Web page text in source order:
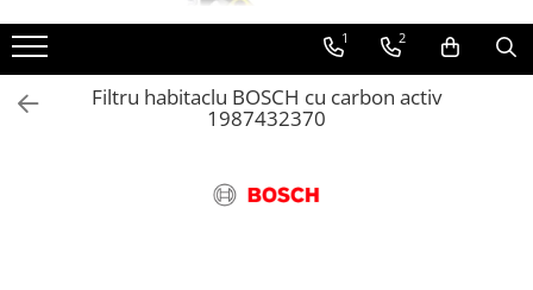
Curatare tapiterie auto
Curatare si intretinere piele
Plastice interioare
1 2
Filtru habitaclu BOSCH cu carbon activ
1987432370